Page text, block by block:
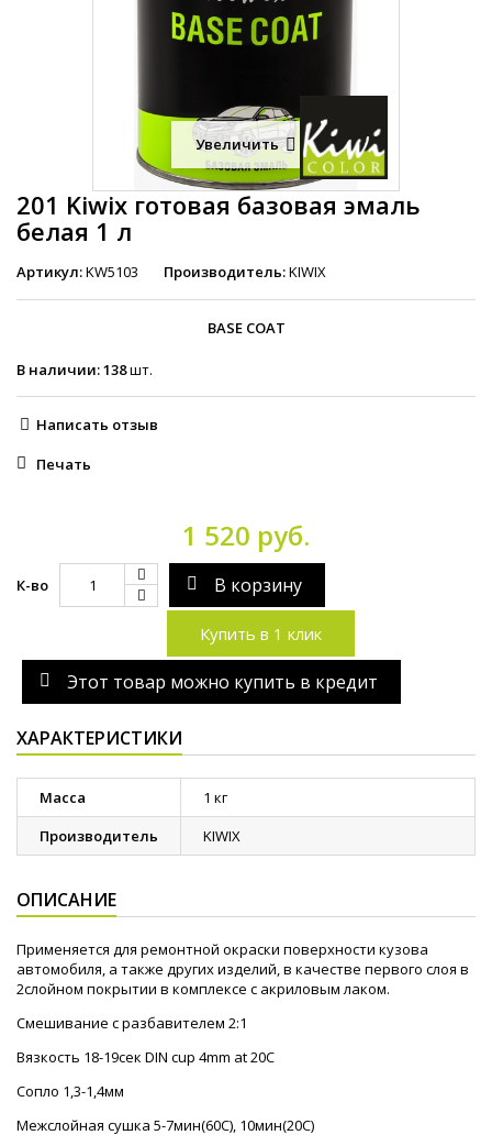
Увеличить
201 Kiwix готовая базовая эмаль
белая 1 л
Артикул:KW5103 Производитель:KIWIX
BASE COAT
В наличии:138шт.
Написать отзыв
Печать
1 520 руб.
К-во В корзину
Купить в 1 клик
Этот товар можно купить в кредит
ХАРАКТЕРИСТИКИ
Масса
1 кг
Производитель
KIWIX
ОПИСАНИЕ
Применяется для ремонтной окраски поверхности кузова
автомобиля, а также других изделий, в качестве первого слоя в
2слойном покрытии в комплексе с акриловым лаком.
Смешивание с разбавителем 2:1
Вязкость 18-19сек DIN cup 4mm at 20C
Сопло 1,3-1,4мм
Межслойная сушка 5-7мин(60С), 10мин(20С)